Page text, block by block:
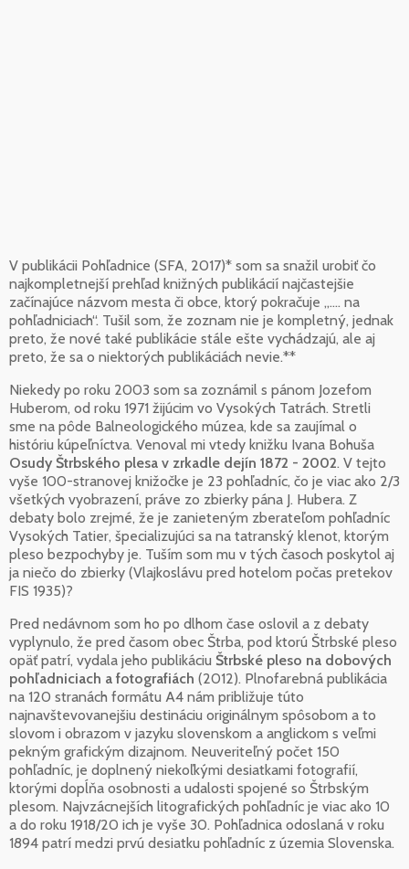
V publikácii Pohľadnice (SFA, 2017)* som sa snažil urobiť čo
najkompletnejší prehľad knižných publikácií najčastejšie
začínajúce názvom mesta či obce, ktorý pokračuje „.... na
pohľadniciach“. Tušil som, že zoznam nie je kompletný, jednak
preto, že nové také publikácie stále ešte vychádzajú, ale aj
preto, že sa o niektorých publikáciách nevie.**
Niekedy po roku 2003 som sa zoznámil s pánom Jozefom
Huberom, od roku 1971 žijúcim vo Vysokých Tatrách. Stretli
sme na pôde Balneologického múzea, kde sa zaujímal o
históriu kúpeľníctva. Venoval mi vtedy knižku Ivana Bohuša
Osudy Štrbského plesa v zrkadle dejín 1872 - 2002. V tejto
vyše 100-stranovej knižočke je 23 pohľadníc, čo je viac ako 2/3
všetkých vyobrazení, práve zo zbierky pána J. Hubera. Z
debaty bolo zrejmé, že je zanieteným zberateľom pohľadníc
Vysokých Tatier, špecializujúci sa na tatranský klenot, ktorým
pleso bezpochyby je. Tuším som mu v tých časoch poskytol aj
ja niečo do zbierky (Vlajkoslávu pred hotelom počas pretekov
FIS 1935)?
Pred nedávnom som ho po dlhom čase oslovil a z debaty
vyplynulo, že pred časom obec Štrba, pod ktorú Štrbské pleso
opäť patrí, vydala jeho publikáciu Štrbské pleso na dobových
pohľadniciach a fotografiách (2012). Plnofarebná publikácia
na 120 stranách formátu A4 nám približuje túto
najnavštevovanejšiu destináciu originálnym spôsobom a to
slovom i obrazom v jazyku slovenskom a anglickom s veľmi
pekným grafickým dizajnom. Neuveriteľný počet 150
pohľadníc, je doplnený niekoľkými desiatkami fotografií,
ktorými dopĺňa osobnosti a udalosti spojené so Štrbským
plesom. Najvzácnejších litografických pohľadníc je viac ako 10
a do roku 1918/20 ich je vyše 30. Pohľadnica odoslaná v roku
1894 patrí medzi prvú desiatku pohľadníc z územia Slovenska.